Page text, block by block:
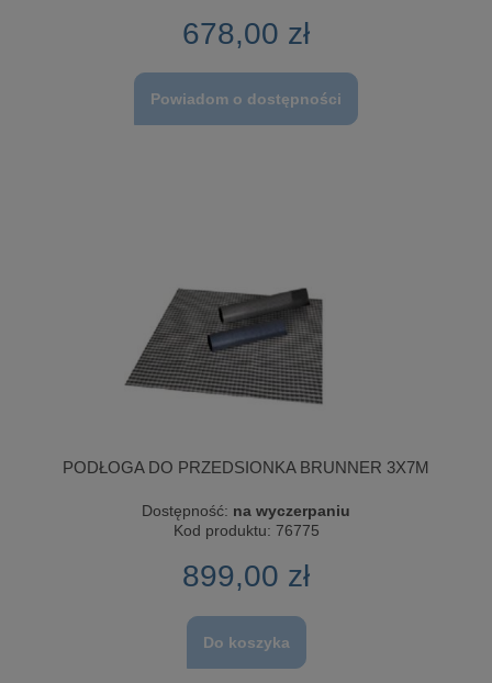
678,00 zł
Powiadom o dostępności
PODŁOGA DO PRZEDSIONKA BRUNNER 3X7M
Dostępność: na wyczerpaniu
Kod produktu: 76775
899,00 zł
Do koszyka